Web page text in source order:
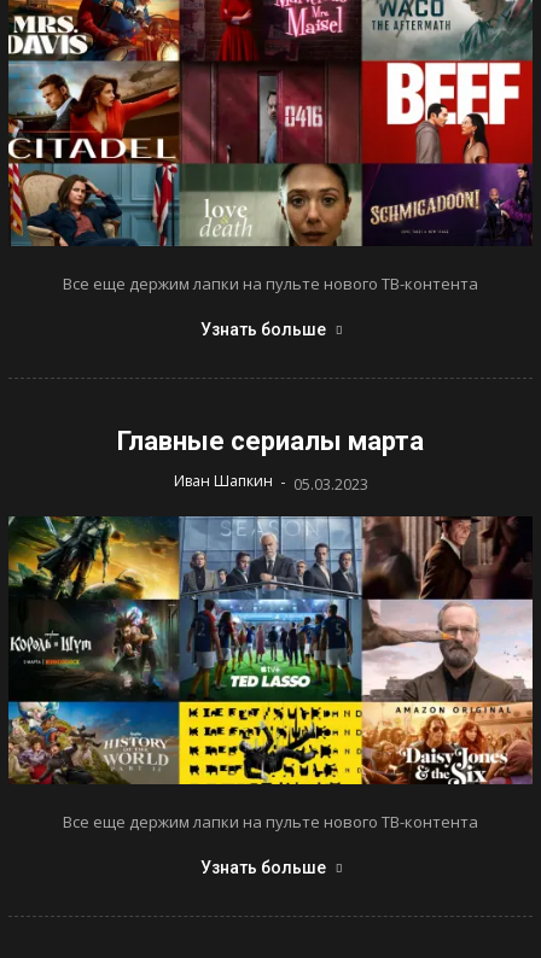
Все еще держим лапки на пульте нового ТВ-контента
Узнать больше
Главные сериалы марта
Иван Шапкин - 05.03.2023
Все еще держим лапки на пульте нового ТВ-контента
Узнать больше